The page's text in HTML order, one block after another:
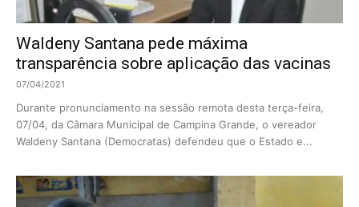
Waldeny Santana pede máxima
transparência sobre aplicação das vacinas
07/04/2021
Durante pronunciamento na sessão remota desta terça-feira,
07/04, da Câmara Municipal de Campina Grande, o vereador
Waldeny Santana (Democratas) defendeu que o Estado e...